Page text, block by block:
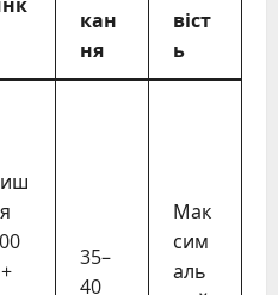
кан
ня
віст
ь
35–
40
Мак
сим
аль